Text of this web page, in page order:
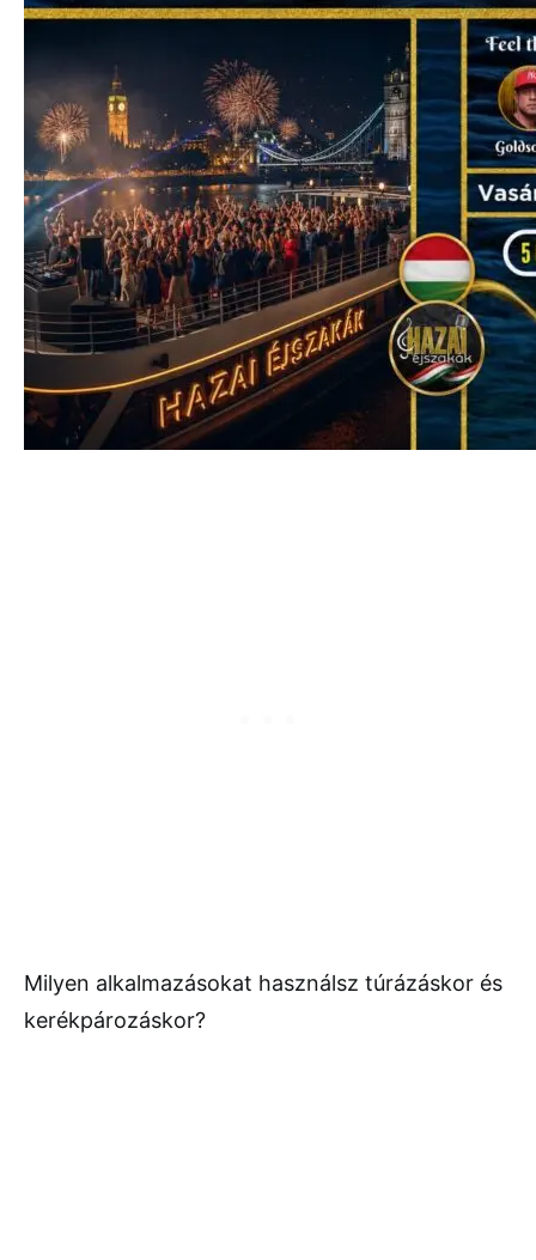
Milyen alkalmazásokat használsz túrázáskor és
kerékpározáskor?